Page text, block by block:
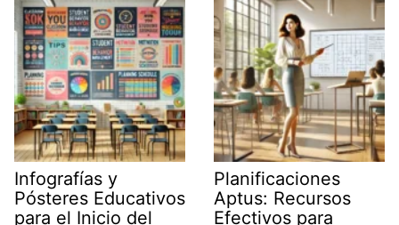
Infografías y
Pósteres Educativos
para el Inicio del
Planificaciones
Aptus: Recursos
Efectivos para